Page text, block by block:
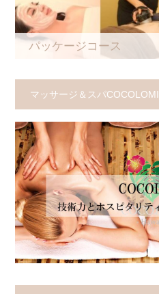
パッケージコース
マッサージ＆スパCOCOLOMI